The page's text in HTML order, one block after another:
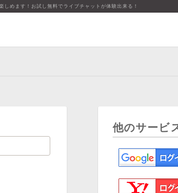
めます！お試し無料でライブチャットが体験出来る！
他のサービ